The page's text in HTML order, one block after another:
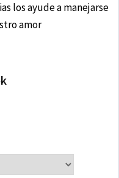
los ayude a manejarse
amor